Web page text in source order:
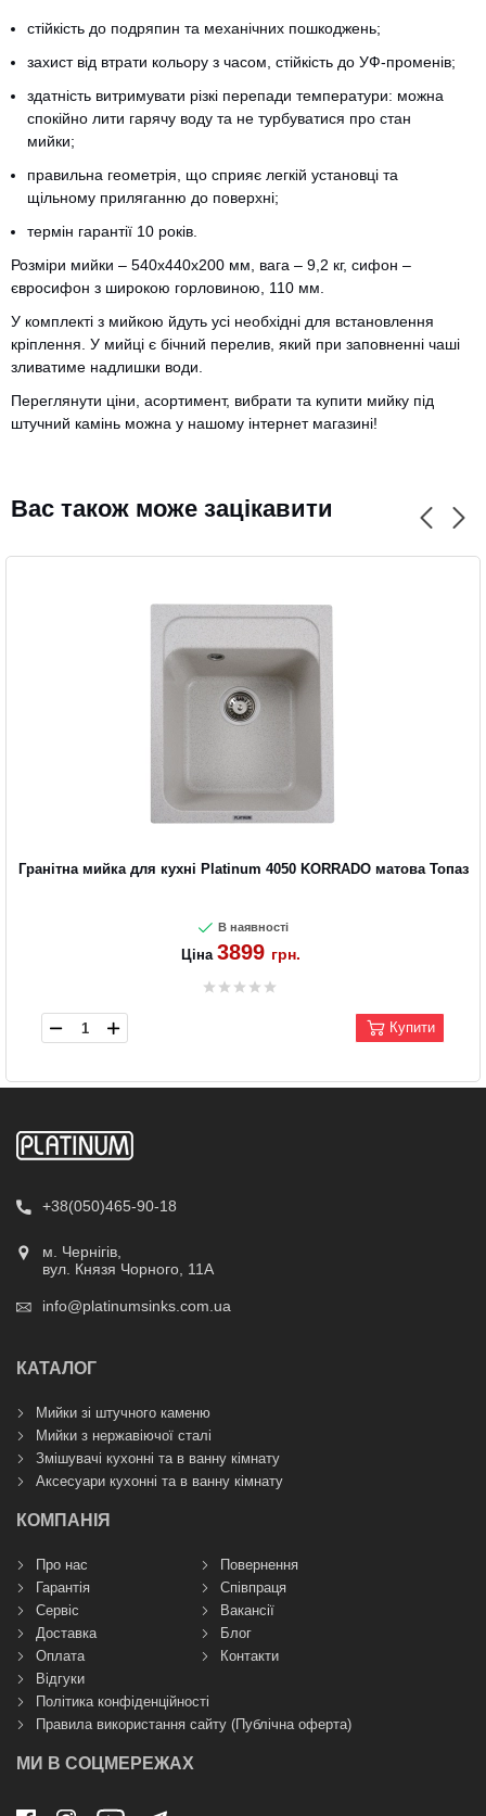
стійкість до подряпин та механічних пошкоджень;
захист від втрати кольору з часом, стійкість до УФ-променів;
здатність витримувати різкі перепади температури: можна
спокійно лити гарячу воду та не турбуватися про стан
мийки;
правильна геометрія, що сприяє легкій установці та
щільному приляганню до поверхні;
термін гарантії 10 років.
Розміри мийки – 540х440х200 мм, вага – 9,2 кг, сифон –
євросифон з широкою горловиною, 110 мм.
У комплекті з мийкою йдуть усі необхідні для встановлення
кріплення. У мийці є бічний перелив, який при заповненні чаші
зливатиме надлишки води.
Переглянути ціни, асортимент, вибрати та купити мийку під
штучний камінь можна у нашому інтернет магазині!
Вас також може зацікавити
Гранітна мийка для кухні Platinum 4050 KORRADO матова Топаз
В наявності
Ціна 3899 грн.
Купити
+38(050)465-90-18
м. Чернігів,
вул. Князя Чорного, 11А
info@platinumsinks.com.ua
КАТАЛОГ
Мийки зі штучного каменю
Мийки з нержавіючої сталі
Змішувачі кухонні та в ванну кімнату
Аксесуари кухонні та в ванну кімнату
КОМПАНІЯ
Про нас
Гарантія
Сервіс
Доставка
Оплата
Повернення
Співпраця
Вакансії
Блог
Контакти
Відгуки
Політика конфіденційності
Правила використання сайту (Публічна оферта)
МИ В СОЦМЕРЕЖАХ
CANCEL